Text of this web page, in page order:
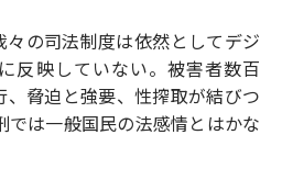
の司法制度は依然としてデジ
反映していない。被害者数百
脅迫と強要、性搾取が結びつ
では一般国民の法感情とはかな